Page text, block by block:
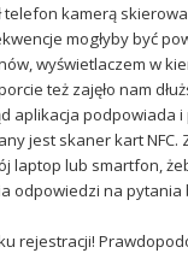
kamerą
mogłyby być
wyświetlaczem w
też zajęło nam
aplikacja podpowiada i
jest skaner kart
laptop lub smartfon,
odpowiedzi na
rejestracji!